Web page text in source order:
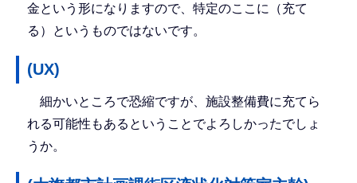
金という形になりますので、特定のここに（充て
る）というものではないです。
(UX)
細かいところで恐縮ですが、施設整備費に充てら
れる可能性もあるということでよろしかったでしょ
うか。